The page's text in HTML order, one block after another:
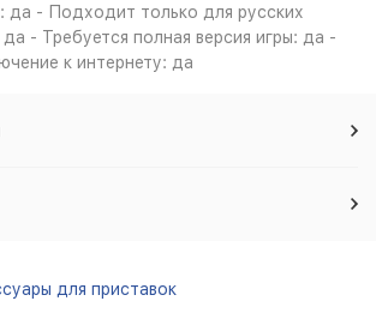
да - Подходит только для русских
- Требуется полная версия игры: да -
к интернету: да
для приставок